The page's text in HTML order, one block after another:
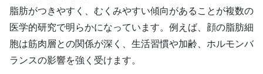
脂肪がつきやすく、むくみやすい傾向があることが複数の
医学的研究で明らかになっています。例えば、顔の脂肪細
胞は筋肉層との関係が深く、生活習慣や加齢、ホルモンバ
ランスの影響を強く受けます。